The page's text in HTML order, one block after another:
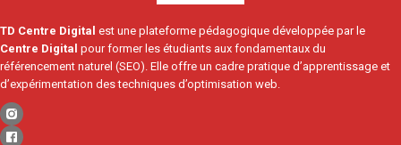
TD Centre Digital est une plateforme pédagogique développée par le
Centre Digital pour former les étudiants aux fondamentaux du
référencement naturel (SEO). Elle offre un cadre pratique d’apprentissage et
d’expérimentation des techniques d’optimisation web.